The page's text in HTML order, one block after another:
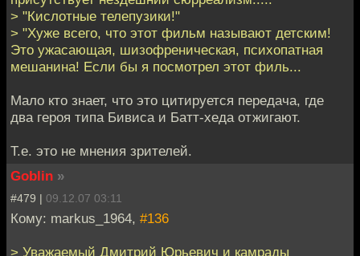
> "Кислотные телепузики!"
> "Хуже всего, что этот фильм называют детским!
Это ужасающая, шизофреническая, психопатная
мешанина! Если бы я посмотрел этот филь...
Мало кто знает, что это цитируется передача, где
два героя типа Бивиса и Батт-хеда отжигают.
Т.е. это не мнения зрителей.
Goblin »
#479 | 09.12.07 03:11
Кому: markus_1964, #136
> Уважаемый Дмитрий Юрьевич и камрады